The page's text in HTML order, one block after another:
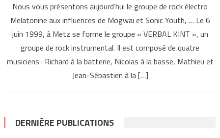
Nous vous présentons aujourd’hui le groupe de rock électro
Melatonine aux influences de Mogwai et Sonic Youth, … Le 6
juin 1999, à Metz se forme le groupe « VERBAL KINT », un
groupe de rock instrumental. Il est composé de quatre
musiciens : Richard à la batterie, Nicolas à la basse, Mathieu et
Jean-Sébastien à la […]
DERNIÈRE PUBLICATIONS